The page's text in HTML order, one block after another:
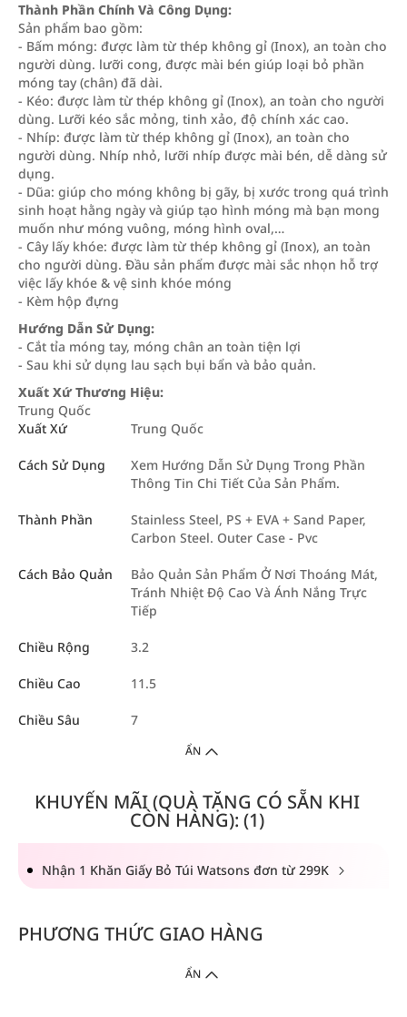
Thành Phần Chính Và Công Dụng:
Sản phẩm bao gồm:
- Bấm móng: được làm từ thép không gỉ (Inox), an toàn cho
người dùng. lưỡi cong, được mài bén giúp loại bỏ phần
móng tay (chân) đã dài.
- Kéo: được làm từ thép không gỉ (Inox), an toàn cho người
dùng. Lưỡi kéo sắc mỏng, tinh xảo, độ chính xác cao.
- Nhíp: được làm từ thép không gỉ (Inox), an toàn cho
người dùng. Nhíp nhỏ, lưỡi nhíp được mài bén, dễ dàng sử
dụng.
- Dũa: giúp cho móng không bị gãy, bị xước trong quá trình
sinh hoạt hằng ngày và giúp tạo hình móng mà bạn mong
muốn như móng vuông, móng hình oval,…
- Cây lấy khóe: được làm từ thép không gỉ (Inox), an toàn
cho người dùng. Đầu sản phẩm được mài sắc nhọn hỗ trợ
việc lấy khóe & vệ sinh khóe móng
- Kèm hộp đựng
Hướng Dẫn Sử Dụng:
- Cắt tỉa móng tay, móng chân an toàn tiện lợi
- Sau khi sử dụng lau sạch bụi bẩn và bảo quản.
Xuất Xứ Thương Hiệu:
Trung Quốc
Xuất Xứ
Trung Quốc
Cách Sử Dụng
Xem Hướng Dẫn Sử Dụng Trong Phần
Thông Tin Chi Tiết Của Sản Phẩm.
Thành Phần
Stainless Steel, PS + EVA + Sand Paper,
Carbon Steel. Outer Case - Pvc
Cách Bảo Quản
Bảo Quản Sản Phẩm Ở Nơi Thoáng Mát,
Tránh Nhiệt Độ Cao Và Ánh Nắng Trực
Tiếp
Chiều Rộng 3.2
Chiều Cao 11.5
Chiều Sâu 7
ẨN
KHUYẾN MÃI (QUÀ TẶNG CÓ SẴN KHI
CÒN HÀNG): (1)
Nhận 1 Khăn Giấy Bỏ Túi Watsons đơn từ 299K
PHƯƠNG THỨC GIAO HÀNG
ẨN